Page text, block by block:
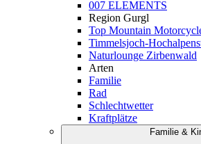
007 ELEMENTS
Region Gurgl
Top Mountain
Timmelsjoch-
Naturlounge Zirbenwald
Arten
Familie
Rad
Schlechtwetter
Kraftplätze
Familie &